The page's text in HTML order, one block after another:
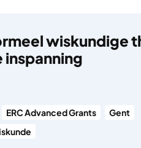
wiskundige
ERC Advanced Grants
Gent